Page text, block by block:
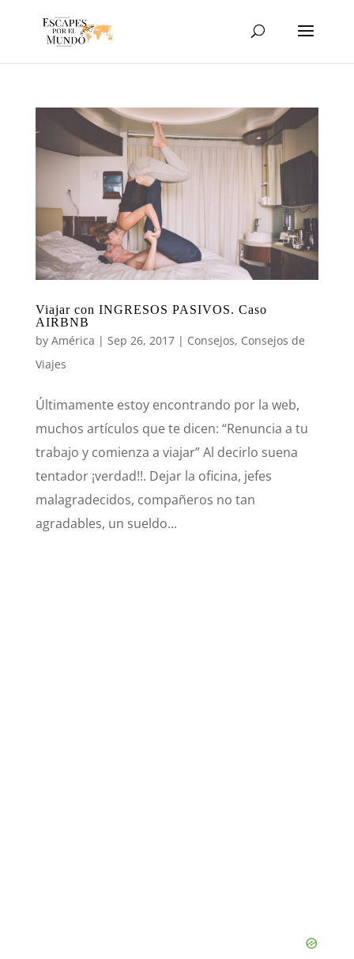
Viajar con INGRESOS PASIVOS. Caso
AIRBNB
by América | Sep 26, 2017| Consejos, Consejos de
Viajes
Últimamente estoy encontrando por la web,
muchos artículos que te dicen: “Renuncia a tu
trabajo y comienza a viajar” Al decirlo suena
tentador ¡verdad!!. Dejar la oficina, jefes
malagradecidos, compañeros no tan
agradables, un sueldo...